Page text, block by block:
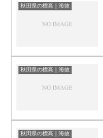
秋田県の標高｜海抜
秋田県の標高｜海抜
秋田県の標高｜海抜